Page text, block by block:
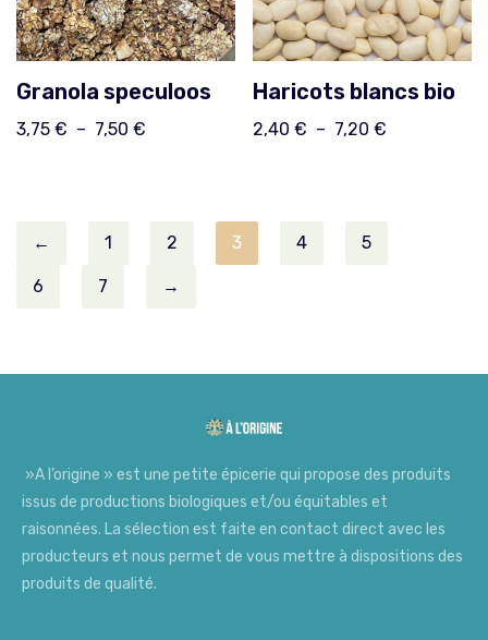
Granola speculoos
3,75 € – 7,50 €
Haricots blancs bio
2,40€ – 7,20€
← 1 2 3 4 5
6 7 →
»A l’origine » est une petite épicerie qui propose des produits
issus de productions biologiques et/ou équitables et
raisonnées. La sélection est faite en contact direct avec les
producteurs et nous permet de vous mettre à dispositions des
produits de qualité.